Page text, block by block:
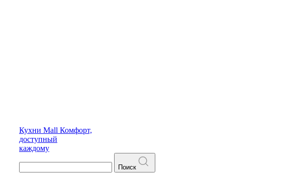
Кухни Mall Комфорт,
доступный
каждому
Поиск